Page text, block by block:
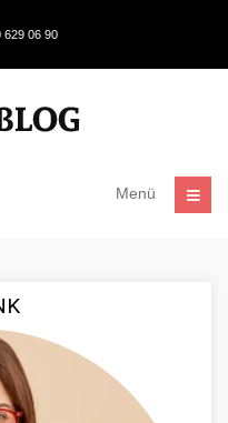
629 06 90
Menü